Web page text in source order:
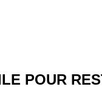
POUR